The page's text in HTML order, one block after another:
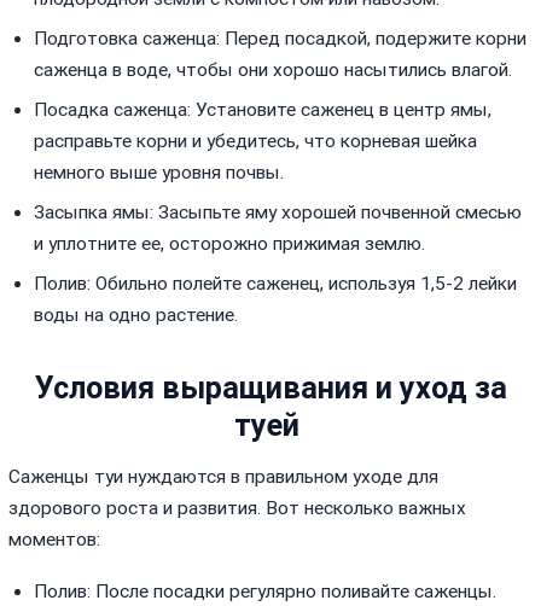
Подготовка саженца: Перед посадкой, подержите корни
саженца в воде, чтобы они хорошо насытились влагой.
Посадка саженца: Установите саженец в центр ямы,
расправьте корни и убедитесь, что корневая шейка
немного выше уровня почвы.
Засыпка ямы: Засыпьте яму хорошей почвенной смесью
и уплотните ее, осторожно прижимая землю.
Полив: Обильно полейте саженец, используя 1,5-2 лейки
воды на одно растение.
Условия выращивания и уход за
туей
Саженцы туи нуждаются в правильном уходе для
здорового роста и развития. Вот несколько важных
моментов:
Полив: После посадки регулярно поливайте саженцы.